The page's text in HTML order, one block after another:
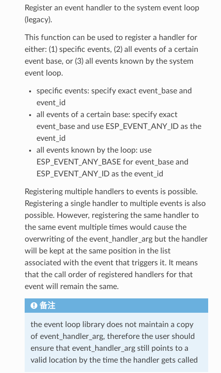
Register an event handler to the system event loop
(legacy).
This function can be used to register a handler for
either: (1) specific events, (2) all events of a certain
event base, or (3) all events known by the system
event loop.
specific events: specify exact event_base and
event_id
all events of a certain base: specify exact
event_base and use ESP_EVENT_ANY_ID as the
event_id
all events known by the loop: use
ESP_EVENT_ANY_BASE for event_base and
ESP_EVENT_ANY_ID as the event_id
Registering multiple handlers to events is possible.
Registering a single handler to multiple events is also
possible. However, registering the same handler to
the same event multiple times would cause the
overwriting of the event_handler_arg but the handler
will be kept at the same position in the list
associated with the event that triggers it. It means
that the call order of registered handlers for that
event will remain the same.
备注
the event loop library does not maintain a copy
of event_handler_arg, therefore the user should
ensure that event_handler_arg still points to a
valid location by the time the handler gets called